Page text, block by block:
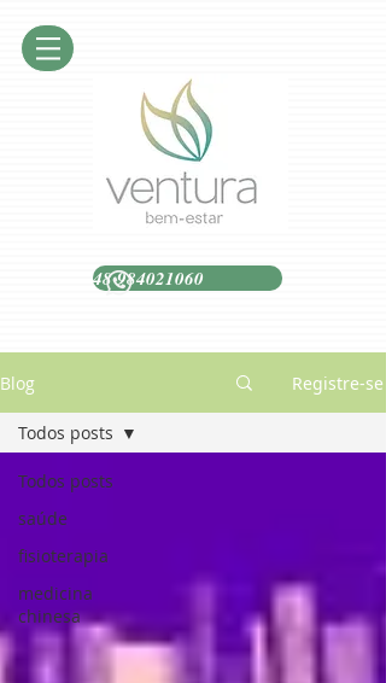
48 984021060
Blog Registre-se
Todos posts
saúde
fisioterapia
medicina
chinesa
Todos posts